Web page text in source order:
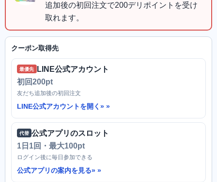
追加後の初回注文で200デリポイントを受け
取れます。
クーポン取得先
最優先
LINE公式アカウント
初回200pt
友だち追加後の初回注文
LINE公式アカウントを開く»
代替 公式アプリのスロット
1日1回・最大100pt
ログイン後に毎日参加できる
公式アプリの案内を見る»